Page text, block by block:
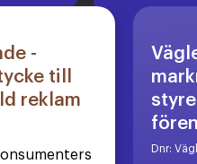
-
till
reklam
Dnr: